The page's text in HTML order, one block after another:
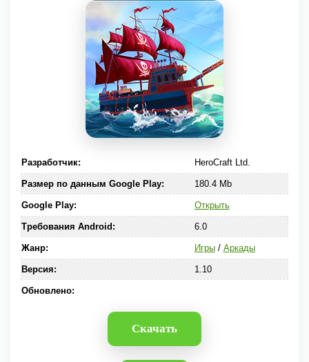
Разработчик: HeroCraft Ltd.
Размер по данным Google Play: 180.4 Mb
Google Play: Открыть
Требования Android: 6.0
Жанр: Игры/ Аркады
Версия: 1.10
Обновлено:
Скачать